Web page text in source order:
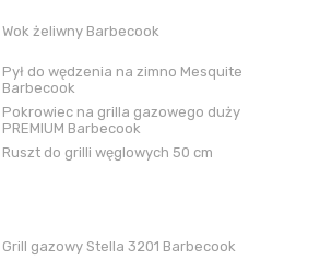
Wok żeliwny Barbecook
Pył do wędzenia na zimno Mesquite
Barbecook
Pokrowiec na grilla gazowego duży
PREMIUM Barbecook
Ruszt do grilli węglowych 50 cm
Grill gazowy Stella 3201 Barbecook